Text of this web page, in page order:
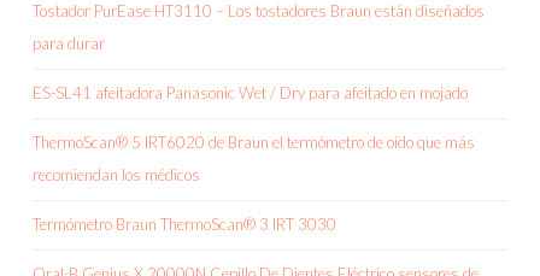
Tostador PurEase HT3110 – Los tostadores Braun están diseñados
para durar
ES-SL41 afeitadora Panasonic Wet / Dry para afeitado en mojado
ThermoScan® 5 IRT6020 de Braun el termómetro de oído que más
recomiendan los médicos
Termómetro Braun ThermoScan® 3 IRT 3030